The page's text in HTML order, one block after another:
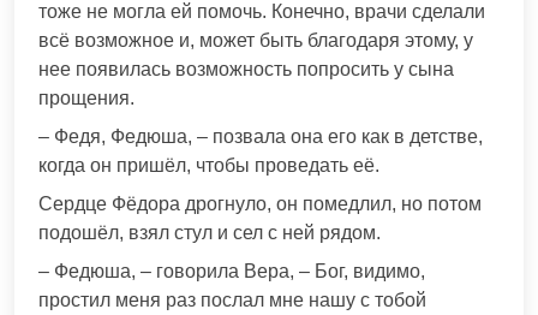
тоже не могла ей помочь. Конечно, врачи сделали
всё возможное и, может быть благодаря этому, у
нее появилась возможность попросить у сына
прощения.
– Федя, Федюша, – позвала она его как в детстве,
когда он пришёл, чтобы проведать её.
Сердце Фёдора дрогнуло, он помедлил, но потом
подошёл, взял стул и сел с ней рядом.
– Федюша, – говорила Вера, – Бог, видимо,
простил меня раз послал мне нашу с тобой